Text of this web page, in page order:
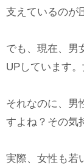
支えているのが
でも、現在、男
UPしています
それなのに、男
すよね？その気
実際、女性も若